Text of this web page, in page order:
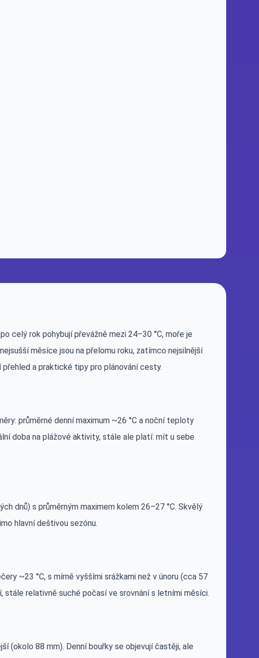
celý rok pohybují převážně mezi 24–30 °C, moře je
měsíce jsou na přelomu roku, zatímco nejsilnější
a praktické tipy pro plánování cesty.
průměrné denní maximum ~26 °C a noční teploty
doba na plážové aktivity, stále ale platí: mít u sebe
dnů) s průměrným maximem kolem 26–27 °C. Skvělý
hlavní deštivou sezónu.
~23 °C, s mírně vyššími srážkami než v únoru (cca 57
stále relativně suché počasí ve srovnání s letními měsíci.
(okolo 88 mm). Denní bouřky se objevují častěji, ale